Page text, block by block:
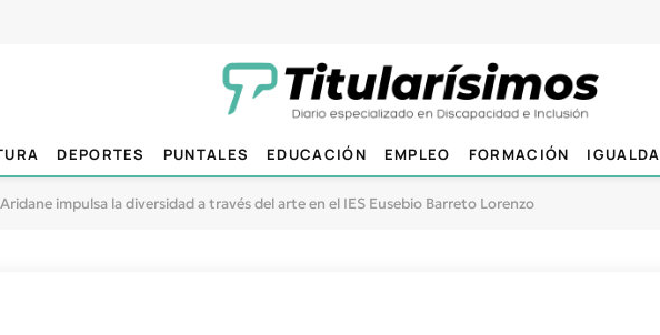
DEPORTES PUNTALES EDUCACIÓN EMPLEO FORMACIÓN
impulsa la diversidad a través del arte en el IES Eusebio Barreto Lorenzo